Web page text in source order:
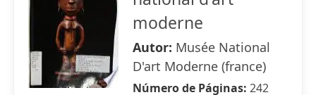
moderne
Autor: Musée National
D'art Moderne (france)
Número de Páginas: 242